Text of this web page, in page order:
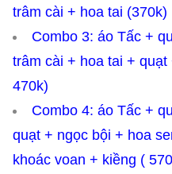
trâm cài + hoa tai (370k)
Combo 3: áo Tấc +
trâm cài + hoa tai +
470k)
Combo 4: áo Tấc +
quạt + ngọc bội + hoa
khoác voan + kiềng (